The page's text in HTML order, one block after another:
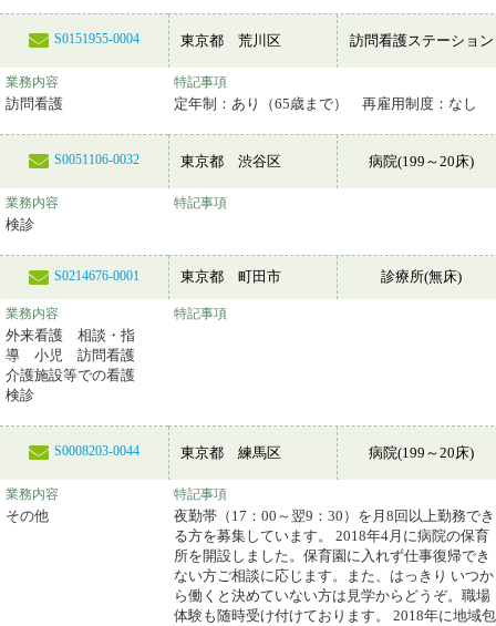
S0151955-0004 東京都 荒川区 訪問看護ステーション
業務内容
訪問看護
特記事項
定年制：あり（65歳まで） 再雇用制度：なし
S0051106-0032 東京都 渋谷区 病院(199～20床)
業務内容
検診
特記事項
S0214676-0001 東京都 町田市 診療所(無床)
業務内容
外来看護 相談・指
導 小児 訪問看護
介護施設等での看護
検診
特記事項
S0008203-0044 東京都 練馬区 病院(199～20床)
業務内容
その他
特記事項
夜勤帯（17：00～翌9：30）を月8回以上勤務でき
る方を募集しています。 2018年4月に病院の保育
所を開設しました。保育園に入れず仕事復帰でき
ない方ご相談に応じます。また、はっきり いつか
ら働くと決めていない方は見学からどうぞ。職場
体験も随時受け付けております。 2018年に地域包